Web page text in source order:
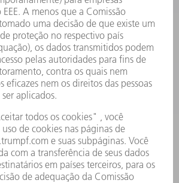
ANUAL